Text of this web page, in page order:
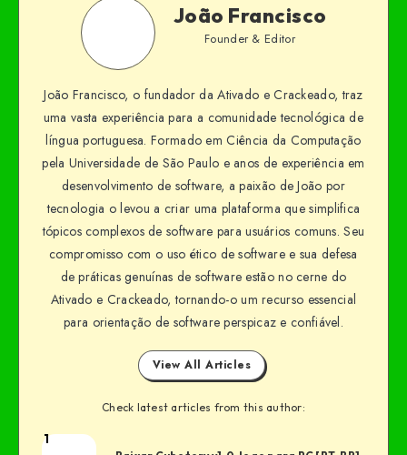
João Francisco
Founder & Editor
João Francisco, o fundador da Ativado e Crackeado, traz
uma vasta experiência para a comunidade tecnológica de
língua portuguesa. Formado em Ciência da Computação
pela Universidade de São Paulo e anos de experiência em
desenvolvimento de software, a paixão de João por
tecnologia o levou a criar uma plataforma que simplifica
tópicos complexos de software para usuários comuns. Seu
compromisso com o uso ético de software e sua defesa
de práticas genuínas de software estão no cerne do
Ativado e Crackeado, tornando-o um recurso essencial
para orientação de software perspicaz e confiável.
View All Articles
Check latest articles from this author:
1